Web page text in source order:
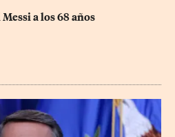
a los 68 años